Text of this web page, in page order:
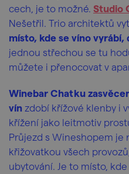
cech, je to možné. Studio
Nešetřil. Trio architektů
místo, kde se víno
jednou střechou se tu
můžete i přenocovat v
Winebar Chatku
vín zdobí křížové klenby i
křížení jako leitmotiv
Průjezd s Wineshopem je
křižovatkou všech
ubytování. Je to místo,